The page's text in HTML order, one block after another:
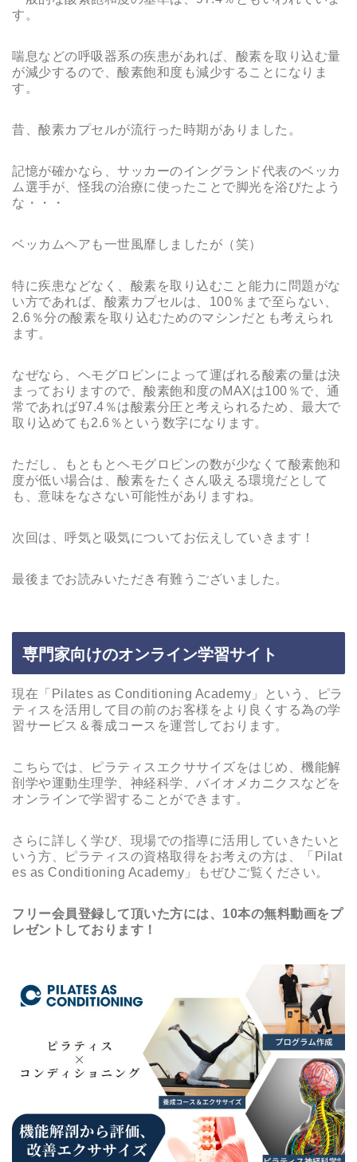
す。
喘息などの呼吸器系の疾患があれば、酸素を取り込む量
が減少するので、酸素飽和度も減少することになりま
す。
昔、酸素カプセルが流行った時期がありました。
記憶が確かなら、サッカーのイングランド代表のベッカ
ム選手が、怪我の治療に使ったことで脚光を浴びたよう
な・・・
ベッカムヘアも一世風靡しましたが（笑）
特に疾患などなく、酸素を取り込むこと能力に問題がな
い方であれば、酸素カプセルは、100％まで至らない、
2.6％分の酸素を取り込むためのマシンだとも考えられ
ます。
なぜなら、ヘモグロビンによって運ばれる酸素の量は決
まっておりますので、酸素飽和度のMAXは100％で、通
常であれば97.4％は酸素分圧と考えられるため、最大で
取り込めても2.6％という数字になります。
ただし、もともとヘモグロビンの数が少なくて酸素飽和
度が低い場合は、酸素をたくさん吸える環境だとして
も、意味をなさない可能性がありますね。
次回は、呼気と吸気についてお伝えしていきます！
最後までお読みいただき有難うございました。
専門家向けのオンライン学習サイト
現在「Pilates as Conditioning Academy」という、ピラ
ティスを活用して目の前のお客様をより良くする為の学
習サービス＆養成コースを運営しております。
こちらでは、ピラティスエクササイズをはじめ、機能解
剖学や運動生理学、神経科学、バイオメカニクスなどを
オンラインで学習することができます。
さらに詳しく学び、現場での指導に活用していきたいと
いう方、ピラティスの資格取得をお考えの方は、「Pilat
es as Conditioning Academy」もぜひご覧ください。
フリー会員登録して頂いた方には、10本の無料動画をプ
レゼントしております！